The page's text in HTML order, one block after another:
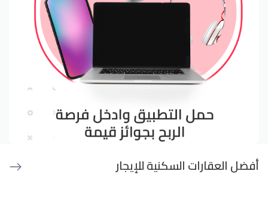
أفضل العقارات السكنية للإيجار